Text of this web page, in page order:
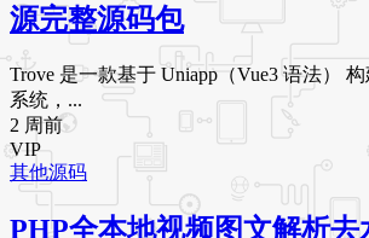
源完整源码包
Trove 是一款基于 Uniapp（Vue3 语法）
系统，...
2 周前
VIP
其他源码
PHP全本地视频图文解析